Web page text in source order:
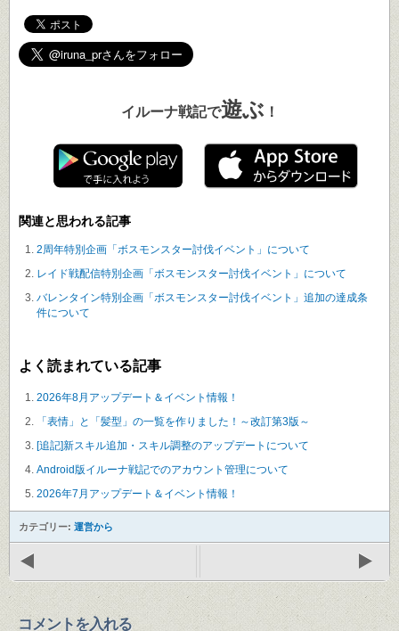
イルーナ戦記で遊ぶ ！
関連と思われる記事
2周年特別企画「ボスモンスター討伐イベント」について
レイド戦配信特別企画「ボスモンスター討伐イベント」について
バレンタイン特別企画「ボスモンスター討伐イベント」追加の達成条
件について
よく読まれている記事
2026年8月アップデート＆イベント情報！
「表情」と「髪型」の一覧を作りました！～改訂第3版～
[追記]新スキル追加・スキル調整のアップデートについて
Android版イルーナ戦記でのアカウント管理について
2026年7月アップデート＆イベント情報！
カテゴリー: 運営から
コメントを入れる